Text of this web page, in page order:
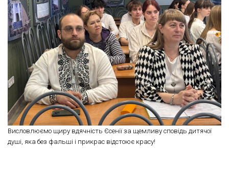
Висловлюємо щиру вдячність Єсенії за щемливу сповідь дитячої
душі, яка без фальші і прикрас відстоює красу!